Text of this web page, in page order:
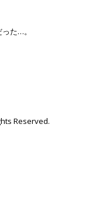
た…。
Reserved.